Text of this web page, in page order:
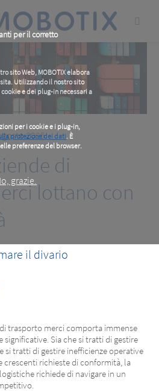
per il corretto
sito Web, MOBOTIX elabora
Utilizzando il nostro sito
e dei plug-in necessari a
per i cookie e i plug-in,
protezione dei dati. È
preferenze del browser.
grazie.
2025
di
lottano con
il divario
trasporto merci comporta immense
Sia che si tratti di gestire
si tratti di gestire inefficienze operative
crescenti richieste di conformità, la
richiede di navigare in un